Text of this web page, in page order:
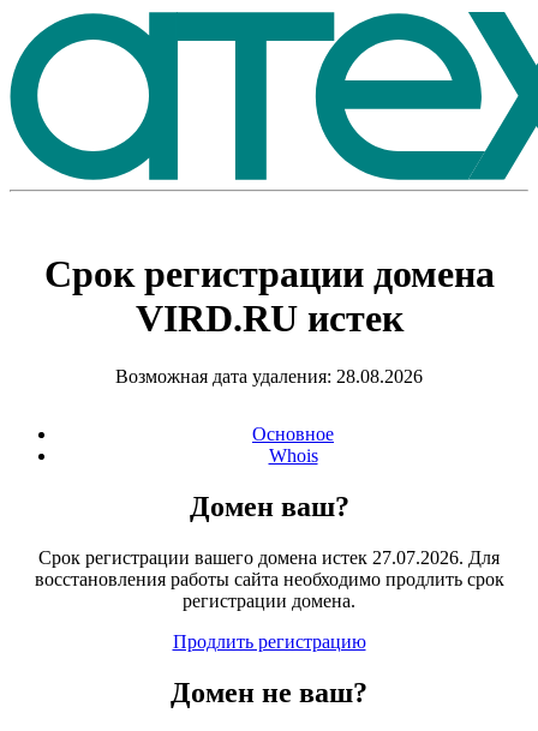
Срок регистрации домена
VIRD.RUистек
Возможная дата удаления: 28.08.2026
Основное
Whois
Домен ваш?
Срок регистрации вашего домена истек 27.07.2026. Для
восстановления работы сайта необходимо продлить срок
регистрации домена.
Продлить регистрацию
Домен не ваш?